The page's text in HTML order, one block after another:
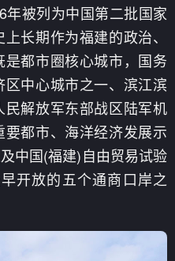
被列为中国第二批国家
长期作为福建的政治、
都市圈核心城市，国务
中心城市之一、滨江滨
解放军东部战区陆军机
都市、海洋经济发展示
中国(福建)自由贸易试验
开放的五个通商口岸之